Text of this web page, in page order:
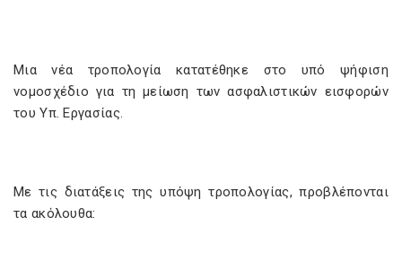
Μια νέα τροπολογία κατατέθηκε στο υπό ψήφιση
νομοσχέδιο για τη μείωση των ασφαλιστικών εισφορών
του Υπ. Εργασίας.
Με τις διατάξεις της υπόψη τροπολογίας, προβλέπονται
τα ακόλουθα: